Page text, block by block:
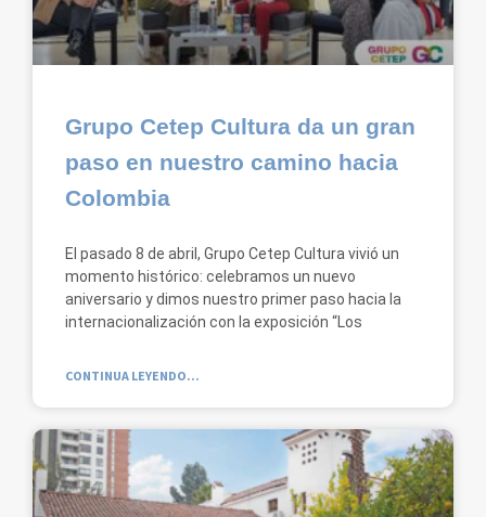
Grupo Cetep Cultura da un gran
paso en nuestro camino hacia
Colombia
El pasado 8 de abril, Grupo Cetep Cultura vivió un
momento histórico: celebramos un nuevo
aniversario y dimos nuestro primer paso hacia la
internacionalización con la exposición “Los
CONTINUA LEYENDO...